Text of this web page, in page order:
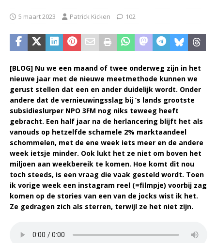
5 maart 2023 Patrick Kicken 102
[BLOG] Nu we een maand of twee onderweg zijn in het
nieuwe jaar met de nieuwe meetmethode kunnen we
gerust stellen dat een en ander duidelijk wordt. Onder
andere dat de vernieuwingsslag bij ’s lands grootste
subsidieslurper NPO 3FM nog niks teweeg heeft
gebracht. Een half jaar na de herlancering blijft het als
vanouds op hetzelfde schamele 2% marktaandeel
schommelen, met de ene week iets meer en de andere
week ietsje minder. Ook lukt het ze niet om boven het
miljoen aan weekbereik te komen. Hoe komt dit nou
toch steeds, is een vraag die vaak gesteld wordt. Toen
ik vorige week een instagram reel (=filmpje) voorbij zag
komen op de stories van een van de jocks wist ik het.
Ze gedragen zich als sterren, terwijl ze het niet zijn.